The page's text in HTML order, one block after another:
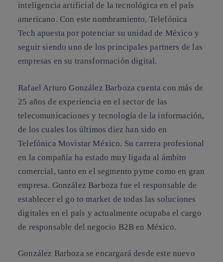
inteligencia artificial de la tecnológica en el país
americano. Con este nombramiento, Telefónica
Tech apuesta por potenciar su unidad de México y
seguir siendo uno de los principales partners de las
empresas en su transformación digital.
Rafael Arturo González Barboza cuenta con más de
25 años de experiencia en el sector de las
telecomunicaciones y tecnología de la información,
de los cuales los últimos diez han sido en
Telefónica Movistar México. Su carrera profesional
en la compañía ha estado muy ligada al ámbito
comercial, tanto en el segmento pyme como en gran
empresa. González Barboza fue el responsable de
establecer el go to market de todas las soluciones
digitales en el país y actualmente ocupaba el cargo
de responsable del negocio B2B en México.
González Barboza se encargará desde este nuevo